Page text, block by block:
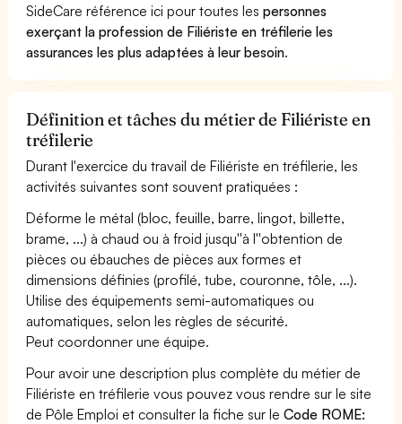
SideCare référence ici pour toutes lespersonnes
exerçant la profession de Filiériste en tréfilerie les
assurances les plus adaptées à leur besoin.
Définition et tâches du métier de Filiériste en
tréfilerie
Durant l'exercice du travail de Filiériste en tréfilerie, les
activités suivantes sont souvent pratiquées :
Déforme le métal (bloc, feuille, barre, lingot, billette,
brame, ...) à chaud ou à froid jusqu''à l''obtention de
pièces ou ébauches de pièces aux formes et
dimensions définies (profilé, tube, couronne, tôle, ...).
Utilise des équipements semi-automatiques ou
automatiques, selon les règles de sécurité.
Peut coordonner une équipe.
Pour avoir une description plus complète du métier de
Filiériste en tréfilerie vous pouvez vous rendre sur le site
de Pôle Emploi et consulter la fiche sur leCode ROME: